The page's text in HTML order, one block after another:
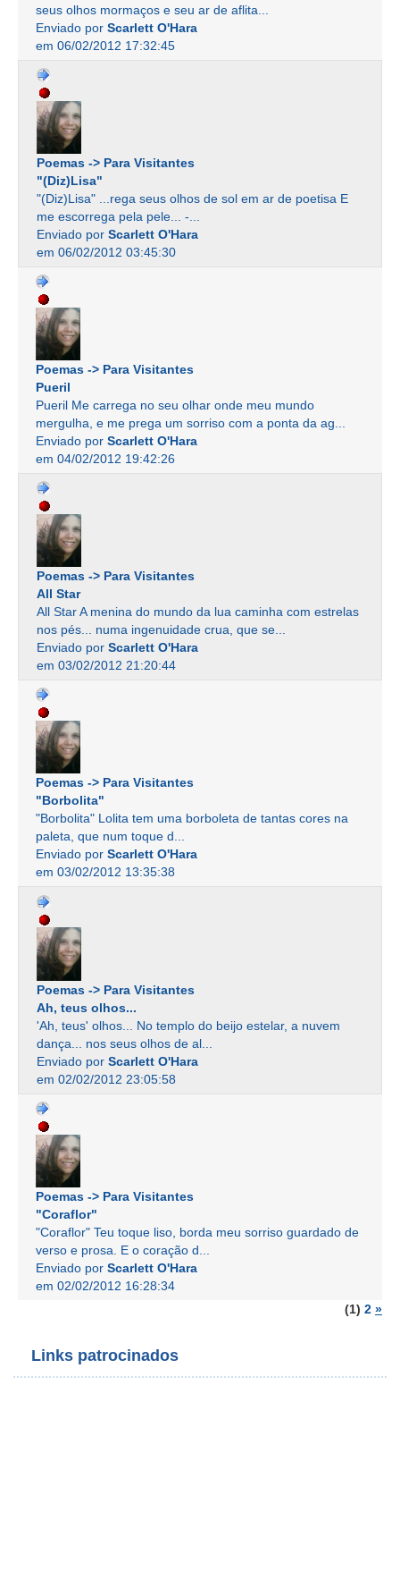
seus olhos mormaços e seu ar de aflita...
Enviado por Scarlett O'Hara
em 06/02/2012 17:32:45
Poemas -> Para Visitantes
"(Diz)Lisa"
"(Diz)Lisa" ...rega seus olhos de sol em ar de poetisa E
me escorrega pela pele... -...
Enviado por Scarlett O'Hara
em 06/02/2012 03:45:30
Poemas -> Para Visitantes
Pueril
Pueril Me carrega no seu olhar onde meu mundo
mergulha, e me prega um sorriso com a ponta da ag...
Enviado por Scarlett O'Hara
em 04/02/2012 19:42:26
Poemas -> Para Visitantes
All Star
All Star A menina do mundo da lua caminha com estrelas
nos pés... numa ingenuidade crua, que se...
Enviado por Scarlett O'Hara
em 03/02/2012 21:20:44
Poemas -> Para Visitantes
"Borbolita"
"Borbolita" Lolita tem uma borboleta de tantas cores na
paleta, que num toque d...
Enviado por Scarlett O'Hara
em 03/02/2012 13:35:38
Poemas -> Para Visitantes
Ah, teus olhos...
'Ah, teus' olhos... No templo do beijo estelar, a nuvem
dança... nos seus olhos de al...
Enviado por Scarlett O'Hara
em 02/02/2012 23:05:58
Poemas -> Para Visitantes
"Coraflor"
"Coraflor" Teu toque liso, borda meu sorriso guardado de
verso e prosa. E o coração d...
Enviado por Scarlett O'Hara
em 02/02/2012 16:28:34
(1) 2 »
Links patrocinados